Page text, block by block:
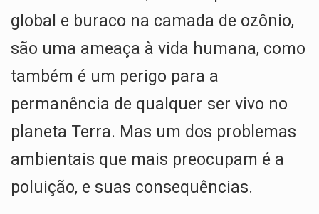
p
p
o
k
m
global e buraco na camada de ozônio,
são uma ameaça à vida humana, como
também é um perigo para a
permanência de qualquer ser vivo no
planeta Terra. Mas um dos problemas
ambientais que mais preocupam é a
poluição, e suas consequências.